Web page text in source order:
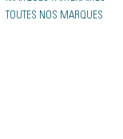
TOUTES NOS MARQUES